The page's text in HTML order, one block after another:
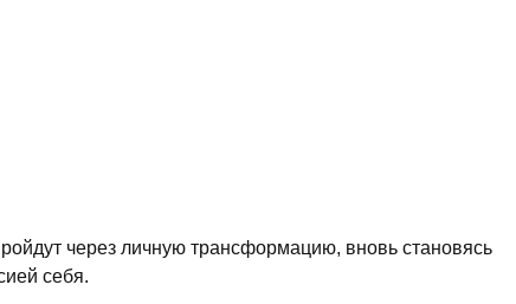
через личную трансформацию, вновь становясь
себя.